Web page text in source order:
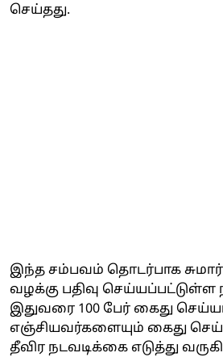
செய்தது.
இந்த சம்பவம் தொடர்பாக சுமார்
வழக்கு பதிவு செய்யப்பட்டுள்ள
இதுவரை 100 பேர் கைது
எஞ்சியவர்களையும் கைது
தீவிர நடவடிக்கை எடுத்து